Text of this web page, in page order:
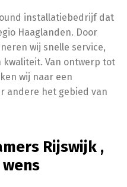
installatiebedrijf dat
Haaglanden. Door
wij snelle service,
Van ontwerp tot
wij naar een
andere het gebied van
Rijswijk ,